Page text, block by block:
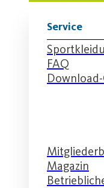
Service
FAQ
Magazin